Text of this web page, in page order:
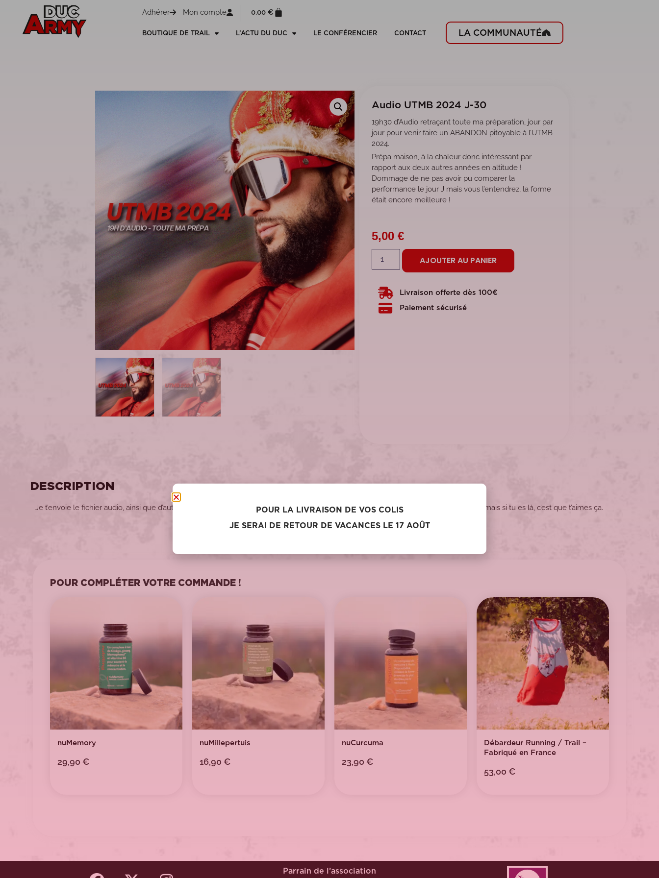
Adhérer Mon compte 0,00 €
BOUTIQUE DE TRAIL L’ACTU DU DUC LE CONFÉRENCIER CONTACT LA COMMUNAUTÉ
Audio UTMB 2024 J-30
19h30 d’Audio retraçant toute ma préparation, jour par
jour pour venir faire un ABANDON pitoyable à l’UTMB
2024.
Prépa maison, à la chaleur donc intéressant par
rapport aux deux autres années en altitude !
Dommage de ne pas avoir pu comparer la
performance le jour J mais vous l’entendrez, la forme
était encore meilleure !
5,00 €
AJOUTER AU PANIER
Livraison offerte dès 100€
Paiement sécurisé
DESCRIPTION
Je t’envoie le fichier audio, ainsi que d’autres petits documents explicatifs, par mél sitôt ta commande passée ! C’est « home-made », mais si tu es là, c’est que t’aimes ça.
POUR COMPLÉTER VOTRE COMMANDE !
nuMemory
29,90 €
nuMillepertuis
16,90 €
nuCurcuma
23,90 €
Débardeur Running / Trail –
Fabriqué en France
53,00 €
Parrain de l’association
Panneau de gestion des cookies
POUR LA LIVRAISON DE VOS COLIS
JE SERAI DE RETOUR DE VACANCES LE 17 AOÛT